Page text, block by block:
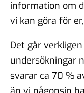
information om
vi kan göra för er,
Det går
undersökningar
svarar ca 70 %